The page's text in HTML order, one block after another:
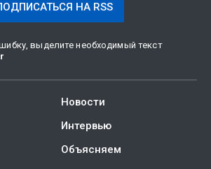
НА RSS
выделите необходимый текст
Новости
Интервью
Объясняем